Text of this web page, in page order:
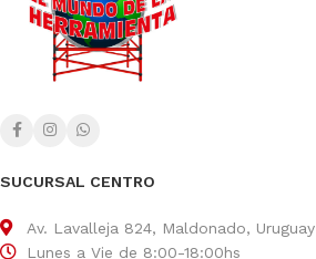
SUCURSAL CENTRO
Av. Lavalleja 824, Maldonado, Uruguay
Lunes a Vie de 8:00-18:00hs